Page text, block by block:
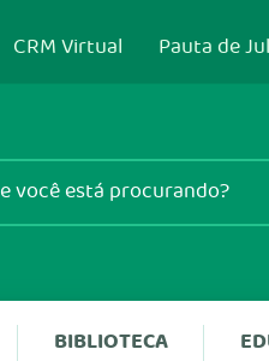
CRM Virtual Pauta de
BIBLIOTECA